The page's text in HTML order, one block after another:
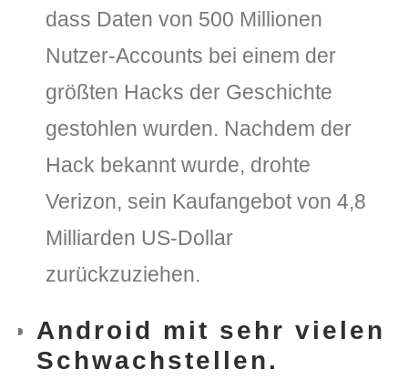
dass Daten von 500 Millionen
Nutzer-Accounts bei einem der
größten Hacks der Geschichte
gestohlen wurden. Nachdem der
Hack bekannt wurde, drohte
Verizon, sein Kaufangebot von 4,8
Milliarden US-Dollar
zurückzuziehen.
Android mit sehr vielen
Schwachstellen.